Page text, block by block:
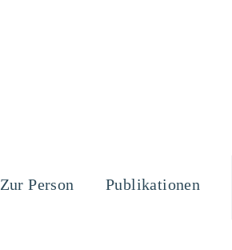
Zur Person
Publikationen